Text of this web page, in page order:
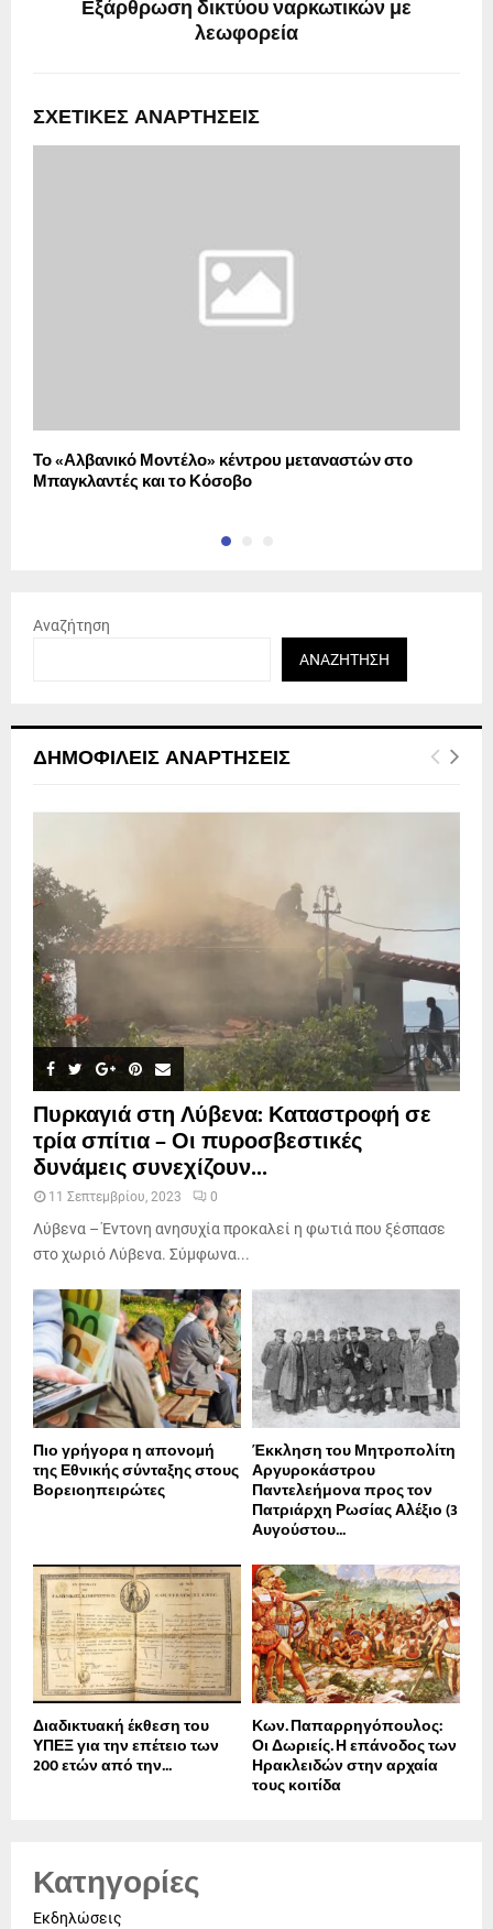
Εξάρθρωση δικτύου ναρκωτικών με
λεωφορεία
ΣΧΕΤΙΚΈΣ ΑΝΑΡΤΉΣΕΙΣ
Το «Αλβανικό Μοντέλο» κέντρου μεταναστών στο
Μπαγκλαντές και το Κόσοβο
Αναζήτηση
ΑΝΑΖΉΤΗΣΗ
ΔΗΜΟΦΙΛΕΊΣ ΑΝΑΡΤΉΣΕΙΣ
Πυρκαγιά στη Λύβενα: Καταστροφή σε
τρία σπίτια – Οι πυροσβεστικές
δυνάμεις συνεχίζουν...
11 Σεπτεμβρίου, 2023 0
Λύβενα – Έντονη ανησυχία προκαλεί η φωτιά που ξέσπασε
στο χωριό Λύβενα. Σύμφωνα...
Πιο γρήγορα η απονοµή
της Εθνικής σύνταξης στους
Βορειοηπειρώτες
Έκκληση του Μητροπολίτη
Αργυροκάστρου
Παντελεήμονα προς τον
Πατριάρχη Ρωσίας Αλέξιο (3
Αυγούστου...
Διαδικτυακή έκθεση του
ΥΠΕΞ για την επέτειο των
200 ετών από την...
Κων. Παπαρρηγόπουλος:
Οι Δωριείς. Η επάνοδος των
Ηρακλειδών στην αρχαία
τους κοιτίδα
Κατηγορίες
Εκδηλώσεις